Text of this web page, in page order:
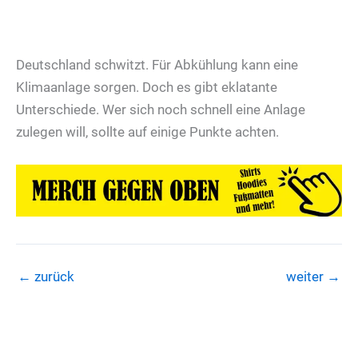
Deutschland schwitzt. Für Abkühlung kann eine
Klimaanlage sorgen. Doch es gibt eklatante
Unterschiede. Wer sich noch schnell eine Anlage
zulegen will, sollte auf einige Punkte achten.
← zurück weiter →